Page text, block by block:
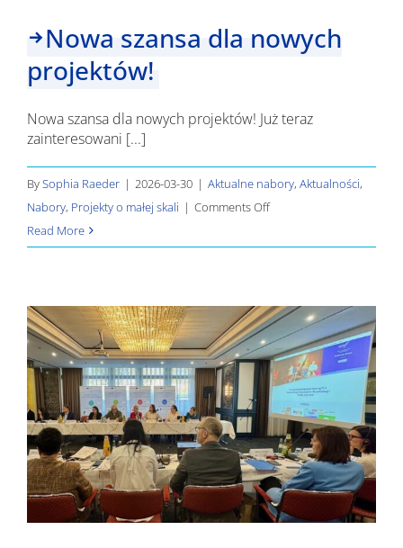
Nowa szansa dla nowych
projektów!
Nowa szansa dla nowych projektów! Już teraz
zainteresowani [...]
BySophia Raeder | 2026-03-30 | Aktualne nabory, Aktualności,
Nabory, Projekty o małej skali | Comments Offon
szansa
projektów!
Read More